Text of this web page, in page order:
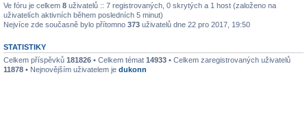
Ve fóru je celkem 8 uživatelů :: 7 registrovaných, 0 skrytých a 1 host (založeno na
uživatelích aktivních během posledních 5 minut)
Nejvíce zde současně bylo přítomno 373 uživatelů dne 22 pro 2017, 19:50
STATISTIKY
Celkem příspěvků 181826 • Celkem témat 14933 • Celkem zaregistrovaných uživatelů
11878 • Nejnovějším uživatelem je dukonn